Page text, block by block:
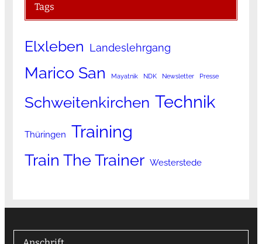
Tags
Elxleben Landeslehrgang
Marico San Mayatnik NDK Newsletter Presse
Schweitenkirchen Technik
Thüringen Training
Train The Trainer Westerstede